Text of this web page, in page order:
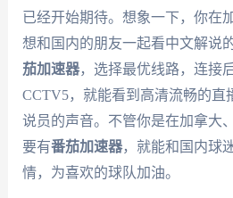
已经开始期待。想象一下，你在
想和国内的朋友一起看中文解说
茄加速器，选择最优线路，连接
CCTV5，就能看到高清流畅的直
说员的声音。不管你是在加拿大
要有番茄加速器，就能和国内球
情，为喜欢的球队加油。